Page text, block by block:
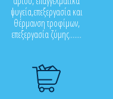
ψυγεία,επεξεργασία και
θέρμανση τροφίμων,
επεξεργασία ζύμης.......